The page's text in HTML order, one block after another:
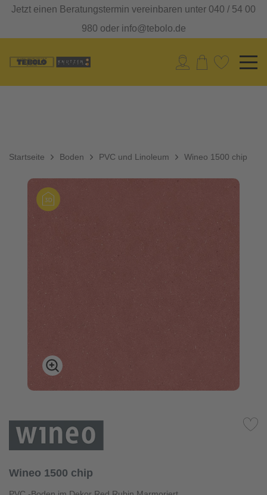
Jetzt einen Beratungstermin vereinbaren unter 040 / 54 00
980 oder info@tebolo.de
Startseite Boden PVC und Linoleum Wineo 1500 chip
Wineo 1500 chip